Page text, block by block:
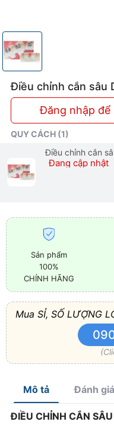
Điều chỉnh cắn sâu
Đăng nhập để
QUY CÁCH (1)
Điều chỉnh cắn
Đang cập nhật
Sản phẩm
100%
CHÍNH HÃNG
Mua SỈ, SỐ LƯỢNG
Mô tả Đánh giá
ĐIỀU CHỈNH CẮN